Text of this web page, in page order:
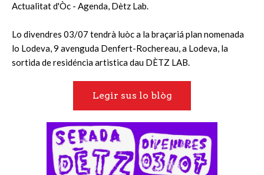
Actualitat d'Òc - Agenda, Dètz Lab.
Lo divendres 03/07 tendrà luòc a la braçariá plan nomenada
lo Lodeva, 9 avenguda Denfert-Rochereau, a Lodeva, la
sortida de residéncia artistica dau DÈTZ LAB.
Legir sus lo blòg